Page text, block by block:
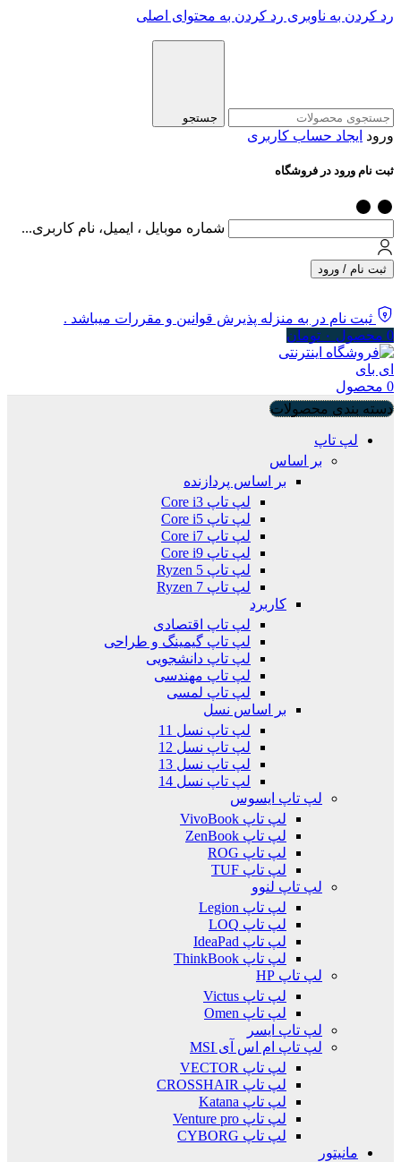
رد کردن به ناوبری رد کردن به محتوای اصلی
جستجو
ورود ایجاد حساب کاربری
ثبت نام ورود در فروشگاه
شماره موبایل ، ایمیل، نام کاربری...
ثبت نام / ورود
ثبت نام در به منزله پذیرش قوانین و مقررات میباشد .
0 محصول ۰ تومان
0 محصول
دسته بندی محصولات
لپ تاپ
بر اساس
بر اساس پردازنده
لپ تاپ Core i3
لپ تاپ Core i5
لپ تاپ Core i7
لپ تاپ Core i9
لپ تاپ Ryzen 5
لپ تاپ Ryzen 7
کاربرد
لپ تاپ اقتصادی
لپ تاپ گیمینگ و طراحی
لپ تاپ دانشجویی
لپ تاپ مهندسی
لپ تاپ لمسی
بر اساس نسل
لپ تاپ نسل 11
لپ تاپ نسل 12
لپ تاپ نسل 13
لپ تاپ نسل 14
لپ تاپ ایسوس
لپ تاپ VivoBook
لپ تاپ ZenBook
لپ تاپ ROG
لپ تاپ TUF
لپ تاپ لنوو
لپ تاپ Legion
لپ تاپ LOQ
لپ تاپ IdeaPad
لپ تاپ ThinkBook
لپ تاپ HP
لپ تاپ Victus
لپ تاپ Omen
لپ تاپ ایسر
لپ تاپ ام اس آی MSI
لپ تاپ VECTOR
لپ تاپ CROSSHAIR
لپ تاپ Katana
لپ تاپ Venture pro
لپ تاپ CYBORG
مانیتور